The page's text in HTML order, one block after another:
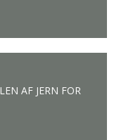
AF JERN FOR